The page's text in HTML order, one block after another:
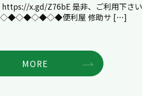
x.gd/Z76bE 是非、ご利用下さい
便利屋 修助サ […]
MORE